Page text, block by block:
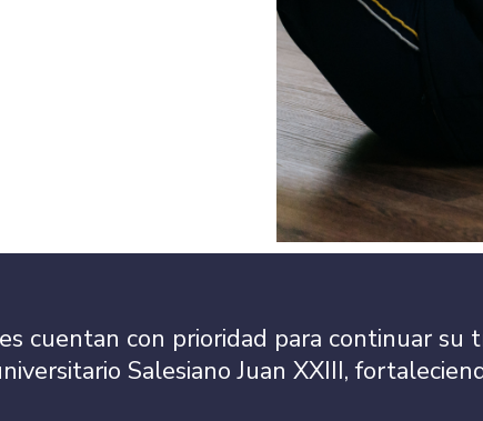
cuentan con prioridad para continuar su
Salesiano Juan XXIII,